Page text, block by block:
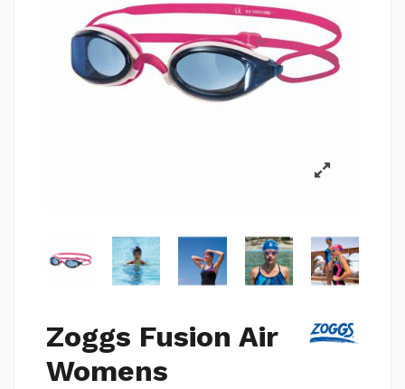
Zoggs Fusion Air
Womens